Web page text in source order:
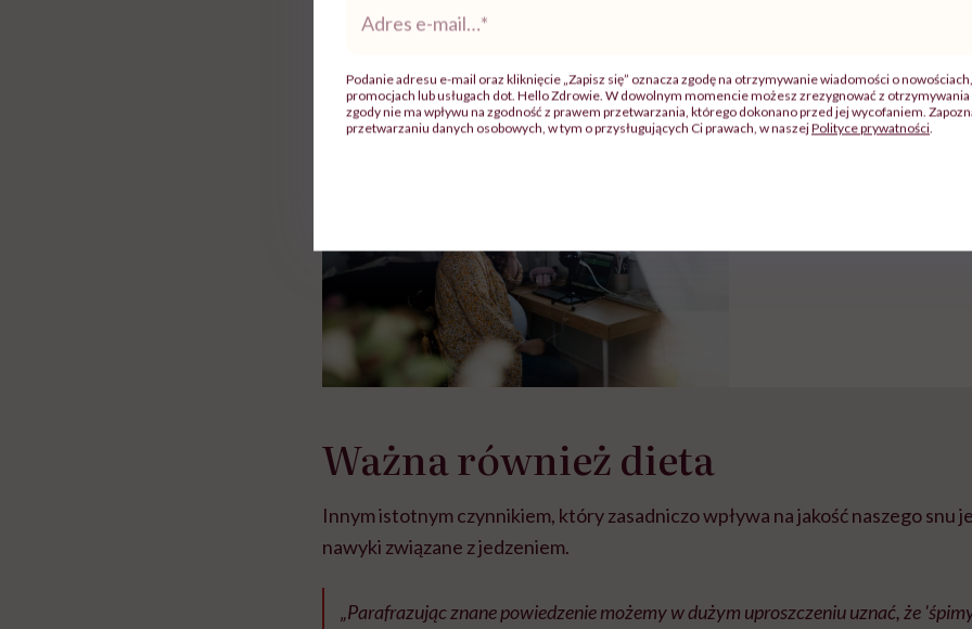
chorym dziecku w szpitalu
głupota i brak wyobraźni"
pracy
ekspercki
POLECAMY
„Depresja jest za
Ważna również dieta
Innym istotnym czynnikiem, który zasadniczo wpływa na jakość naszego snu
nawyki związane z jedzeniem.
„Parafrazując znane powiedzenie możemy w dużym uproszczeniu uznać, że
mail*
Podanie adresu e-mail oraz kliknięcie „Zapisz się” oznacza zgodę na otrzymywanie wiadomości o
promocjach lub usługach dot. Hello Zdrowie. W dowolnym momencie możesz zrezygnować z
zgody nie ma wpływu na zgodność z prawem przetwarzania, którego dokonano przed jej wycofaniem.
przetwarzaniu danych osobowych, w tym o przysługujących Ci prawach, w naszejPolityce prywatności.